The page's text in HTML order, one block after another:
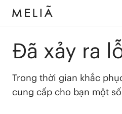
Đã xảy ra
Trong thời gian khắc
cung cấp cho bạn một